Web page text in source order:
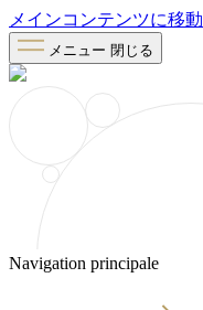
メインコンテンツに移動
メニュー 閉じる
Navigation principale